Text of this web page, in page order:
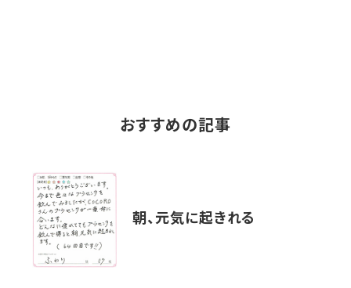
おすすめの記事
朝、元気に起きれる